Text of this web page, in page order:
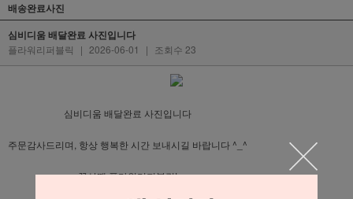
배송완료사진
심비디움 배달완료 사진입니다
플라워리퍼블릭 | 2026-06-01 | 조회수 23
심비디움 배달완료 사진입니다
주문감사드리며, 항상 행복한 시간 보내시길 바랍니다 ^_^
꽃살땐 플라워리퍼블릭!